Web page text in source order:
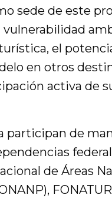
sede de este
vulnerabilidad
el
en otros
activa de
participan de
de Áreas